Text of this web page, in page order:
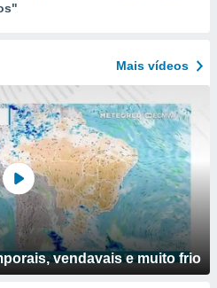
Mais vídeos
vendavais e muito frio